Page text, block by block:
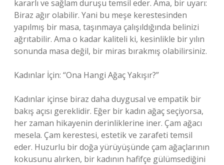
kararlı ve sağlam duruşu temsil eder. Ama, bir uyarı:
Biraz ağır olabilir. Yani bu meşe kerestesinden
yapılmış bir masa, taşınmaya çalışıldığında belinizi
ağrıtabilir. Ama o kadar kaliteli ki, kesinlikle bir yılın
sonunda masa değil, bir miras bırakmış olabilirsiniz.
Kadınlar İçin: “Ona Hangi Ağaç Yakışır?”
Kadınlar içinse biraz daha duygusal ve empatik bir
bakış açısı gereklidir. Eğer bir kadın ağaç seçiyorsa,
her zaman hikayenin derinliklerine iner. Çam ağacı
mesela. Çam kerestesi, estetik ve zarafeti temsil
eder. Huzurlu bir doğa yürüyüşünde çam ağaçlarının
kokusunu alırken, bir kadının hafifçe gülümsediğini